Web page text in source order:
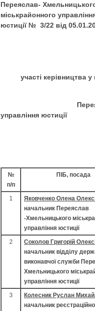
Переяслав-
міськрайонного
юстиції № 3/22 від
участі керівництва у
Переяслав-
управління юстиції
№
п/п
ПІБ, посада
1
Яковченко Олена
начальник Переяслав
-Хмельницького
управління юстиції
2
Соколов Григорій
начальник відділу
виконавчої служби
Хмельницького
управління юстиції
3
Колесник Руслан
начальник